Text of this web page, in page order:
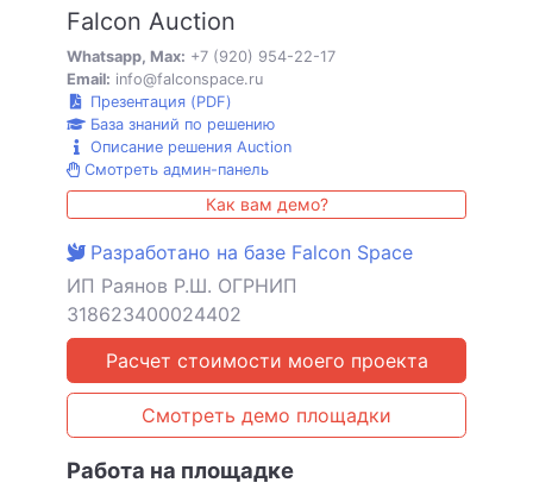
Falcon Auction
Whatsapp, Max: +7 (920) 954-22-17
Email: info@falconspace.ru
Презентация (PDF)
База знаний по решению
Описание решения Auction
Смотреть админ-панель
Как вам демо?
Разработано на базе Falcon Space
ИП Раянов Р.Ш. ОГРНИП
318623400024402
Расчет стоимости моего проекта
Смотреть демо площадки
Работа на площадке